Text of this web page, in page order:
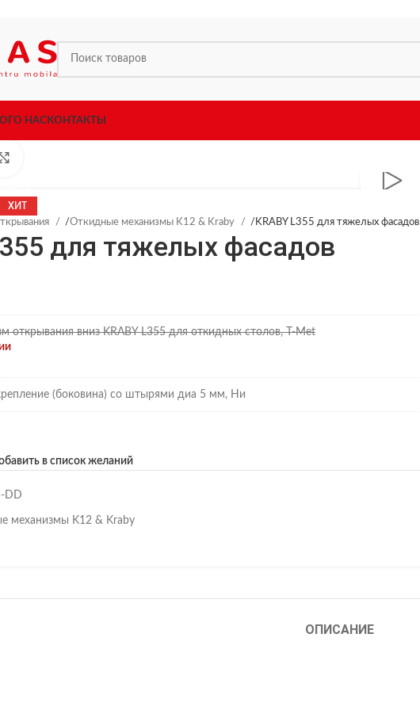
О НАСКОНТАКТЫ
ХИТ
/Откидные механизмы K12 & Kraby / KRABY L355 для тяжелых фасадов
для тяжелых фасадов
открывания вниз KRABY L355 для откидных столов, T-Met
(боковина) со штырями диа 5 мм, Ни
в список желаний
DD
механизмы K12 & Kraby
ОПИСАНИЕ